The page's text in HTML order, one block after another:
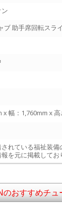
ブ 助手席回転スラ
x 幅：1,760mm x
れている福祉装
を元に掲載してお
おすすめチュ